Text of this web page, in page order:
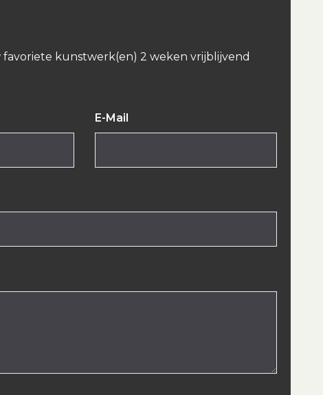
favoriete kunstwerk(en) 2 weken vrijblijvend
E-Mail